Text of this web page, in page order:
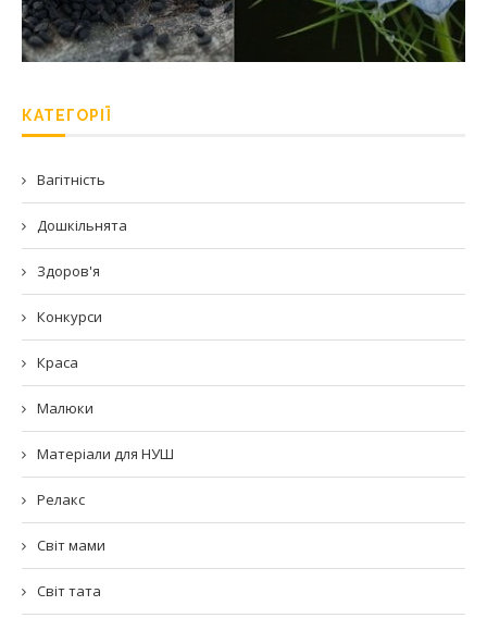
КАТЕГОРІЇ
Вагітність
Дошкільнята
Здоров'я
Конкурси
Краса
Малюки
Матеріали для НУШ
Релакс
Світ мами
Світ тата